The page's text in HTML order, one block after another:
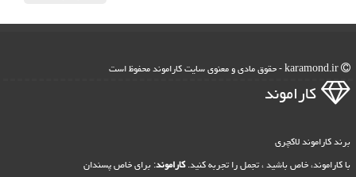
كاراموند
برند کاراموند لاکچری
با کاراموند، خاص باشید ، تجمل را تجربه کنید.کاراموند: برای خاص پسندان